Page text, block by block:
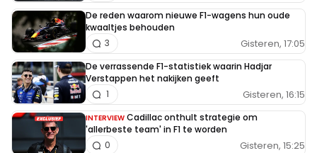
De reden waarom nieuwe F1-wagens hun oude
kwaaltjes behouden
Gisteren, 17:05
3
De verrassende F1-statistiek waarin Hadjar
Verstappen het nakijken geeft
Gisteren, 16:15
1
INTERVIEW Cadillac onthult strategie om
'allerbeste team' in F1 te worden
Gisteren, 15:25
0